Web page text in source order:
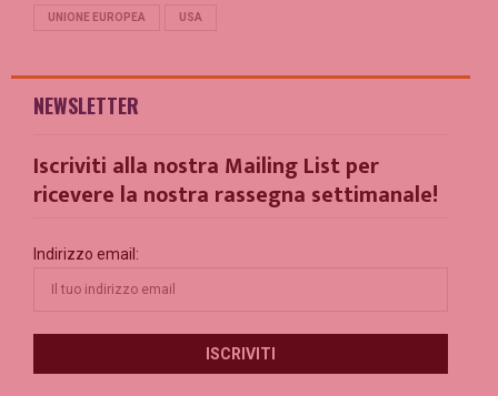
UNIONE EUROPEA USA
NEWSLETTER
Iscriviti alla nostra Mailing List per
ricevere la nostra rassegna settimanale!
Indirizzo email: